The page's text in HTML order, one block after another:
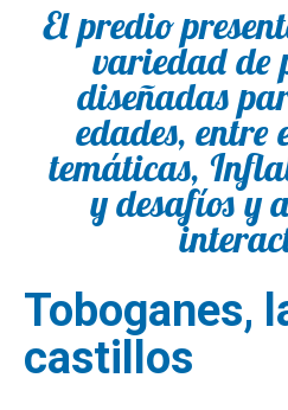
El predio
variedad de
diseñadas
edades, entre
temáticas,
y desafíos y
Toboganes,
castillos